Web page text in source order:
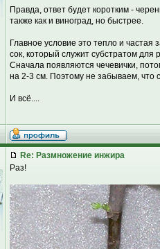
Правда, ответ будет коротким -
также как и виноград, но быстрее.
Главное условие это тепло и
сок, который служит субстратом
Сначала появляются чечевички,
на 2-3 см. Поэтому не забываем, что
И всё....
Re: Размножение инжира
Раз!